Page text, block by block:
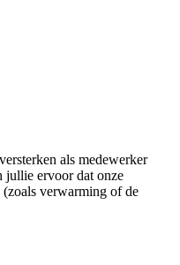
als medewerker
jullie ervoor dat onze
(zoals verwarming of de